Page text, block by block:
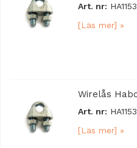
Art. nr:
[Läs mer] »
Wirelås
Art. nr:
[Läs mer] »